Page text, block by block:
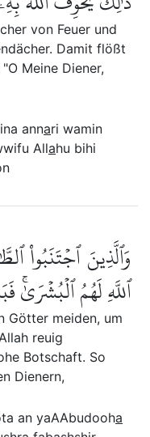
von Feuer und
Damit flößt
Meine Diener,
annari wamin
Allahu bihi
وَٱلَّذِينَ ٱجۡتَنَبُواْ
ٱللَّهِ لَهُمُ ٱلۡبُشۡرَىٰۚ
Götter meiden, um
reuig
Botschaft. So
Dienern,
an yaAAbudooha